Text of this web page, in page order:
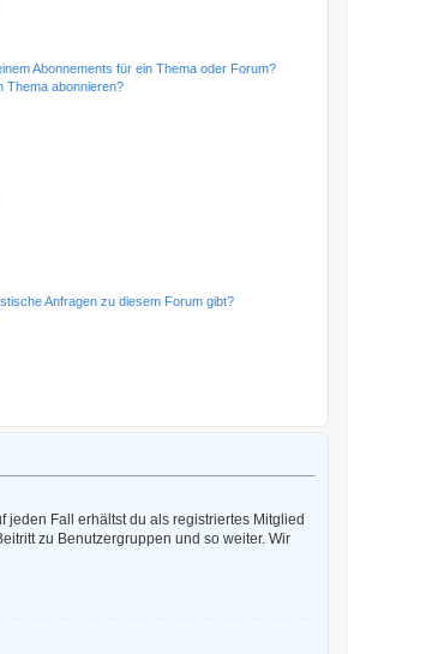
Abonnements für ein Thema oder Forum?
Thema abonnieren?
Anfragen zu diesem Forum gibt?
jeden Fall erhältst du als registriertes Mitglied
zu Benutzergruppen und so weiter. Wir